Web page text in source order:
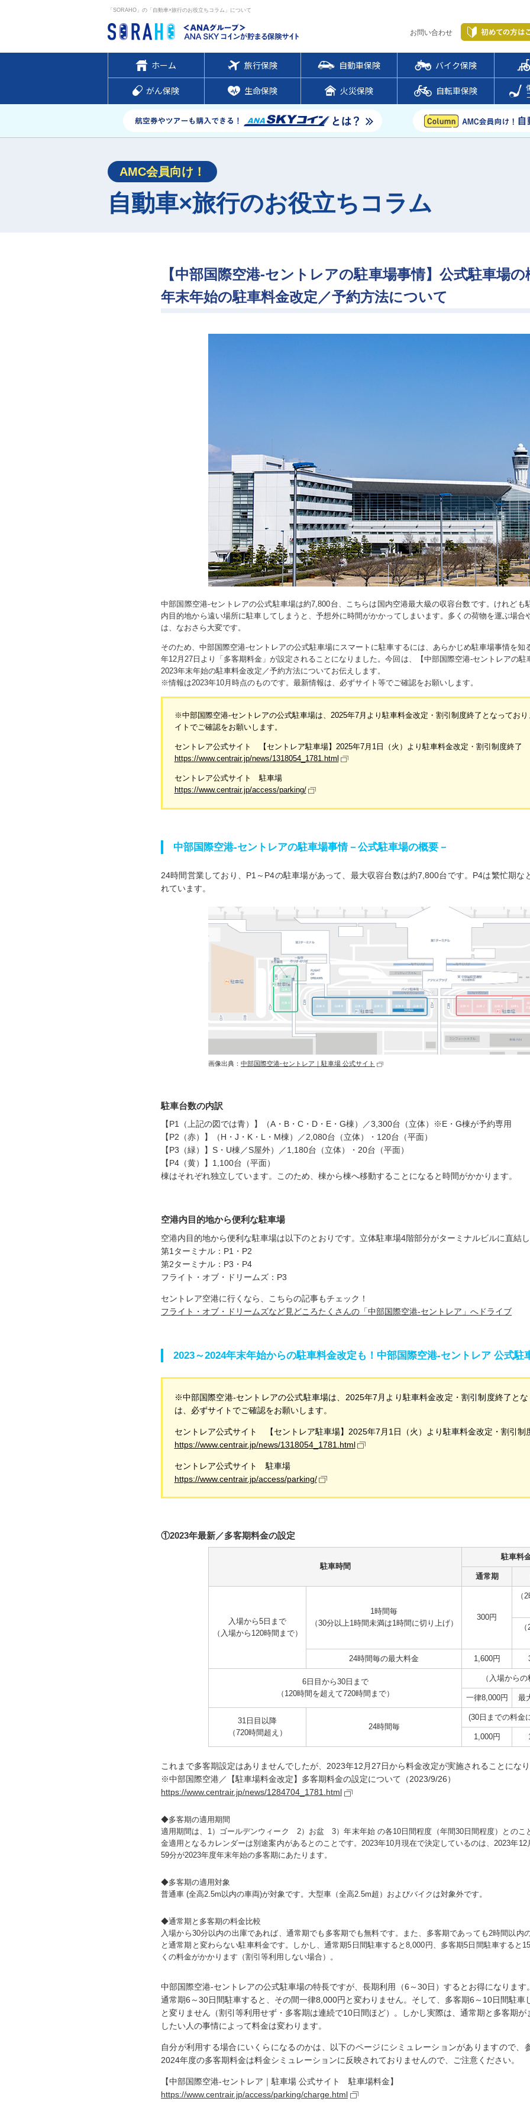
「SORAHO」の「自動車×旅行のお役立ちコラム」について
お問い合わせ
ホーム 旅行保険 自動車保険 バイク保険
がん保険 生命保険 火災保険 自転車保険
AMC会員向け！
自動車×旅行のお役立ちコラム
【中部国際空港-セントレアの駐車場事情】公式駐車場
年末年始の駐車料金改定／予約方法について
中部国際空港-セントレアの公式駐車場は約7,800台、こちらは国内空港最大級の収容台数です。けれども
内目的地から遠い場所に駐車してしまうと、予想外に時間がかかってしまいます。多くの荷物を運ぶ場合
は、なおさら大変です。
そのため、中部国際空港-セントレアの公式駐車場にスマートに駐車するには、あらかじめ駐車場事情を知
年12月27日より「多客期料金」が設定されることになりました。今回は、【中部国際空港-セントレアの駐
2023年末年始の駐車料金改定／予約方法についてお伝えします。
※情報は2023年10月時点のものです。最新情報は、必ずサイト等でご確認をお願いします。
※中部国際空港-セントレアの公式駐車場は、2025年7月より駐車料金改定・割引制度終了となってお
イトでご確認をお願いします。
セントレア公式サイト 【セントレア駐車場】2025年7月1日（火）より駐車料金改定・割引制度終了
https://www.centrair.jp/news/1318054_1781.html
セントレア公式サイト 駐車場
https://www.centrair.jp/access/parking/
中部国際空港-セントレアの駐車場事情－公式駐車場の概要－
24時間営業しており、P1～P4の駐車場があって、最大収容台数は約7,800台です。P4は繁忙期な
れています。
画像出典： 中部国際空港-セントレア｜駐車場 公式サイト
駐車台数の内訳
【P1（上記の図では青）】（A・B・C・D・E・G棟）／3,300台（立体）※E・G棟が予約専用
【P2（赤）】（H・J・K・L・M棟）／2,080台（立体）・120台（平面）
【P3（緑）】S・U棟／S屋外）／1,180台（立体）・20台（平面）
【P4（黄）】1,100台（平面）
棟はそれぞれ独立しています。このため、棟から棟へ移動することになると時間がかかります。
空港内目的地から便利な駐車場
空港内目的地から便利な駐車場は以下のとおりです。立体駐車場4階部分がターミナルビルに直結し
第1ターミナル：P1・P2
第2ターミナル：P3・P4
フライト・オブ・ドリームズ：P3
セントレア空港に行くなら、こちらの記事もチェック！
フライト・オブ・ドリームズなど見どころたくさんの「中部国際空港-セントレア」へドライブ
2023～2024年末年始からの駐車料金改定も！中部国際空港-セントレア 公式駐
※中部国際空港-セントレアの公式駐車場は、2025年7月より駐車料金改定・割引制度終了と
は、必ずサイトでご確認をお願いします。
セントレア公式サイト 【セントレア駐車場】2025年7月1日（火）より駐車料金改定・割引制
https://www.centrair.jp/news/1318054_1781.html
セントレア公式サイト 駐車場
https://www.centrair.jp/access/parking/
①2023年最新／多客期料金の設定
駐車時間
駐車料
通常期
入場から5日まで
（入場から120時間まで）
1時間毎
（30分以上1時間未満は1時間に切り上げ）
300円
（
24時間毎の最大料金 1,600円
6日目から30日まで
（120時間を超えて720時間まで）
（入場からの
一律8,000円 最
31日目以降
（720時間超え）
24時間毎
(30日までの料金
1,000円
これまで多客期設定はありませんでしたが、2023年12月27日から料金改定が実施されることになり
※中部国際空港／【駐車場料金改定】多客期料金の設定について（2023/9/26）
https://www.centrair.jp/news/1284704_1781.html
◆多客期の適用期間
適用期間は、1）ゴールデンウィーク 2）お盆 3）年末年始 の各10日間程度（年間30日間程度）とのこ
金適用となるカレンダーは別途案内があるとのことです。2023年10月現在で決定しているのは、2023年12
59分が2023年度年末年始の多客期にあたります。
◆多客期の適用対象
普通車 (全高2.5m以内の車両)が対象です。大型車（全高2.5m超）およびバイクは対象外です。
◆通常期と多客期の料金比較
入場から30分以内の出庫であれば、通常期でも多客期でも無料です。また、多客期であっても2時間以内
と通常期と変わらない駐車料金です。しかし、通常期5日間駐車すると8,000円、多客期5日間駐車すると
くの料金がかかります（割引等利用しない場合）。
中部国際空港-セントレアの公式駐車場の特長ですが、長期利用（6～30日）するとお得になります
通常期6～30日間駐車すると、その間一律8,000円と変わりません。そして、多客期6～10日間駐車
と変りません（割引等利用せず・多客期は連続で10日間ほど）。しかし実際は、通常期と多客期
したい人の事情によって料金は変わります。
自分が利用する場合にいくらになるのかは、以下のページにシミュレーションがありますので、
2024年度の多客期料金は料金シミュレーションに反映されておりませんので、ご注意ください。
【中部国際空港-セントレア｜駐車場 公式サイト 駐車場料金】
https://www.centrair.jp/access/parking/charge.html